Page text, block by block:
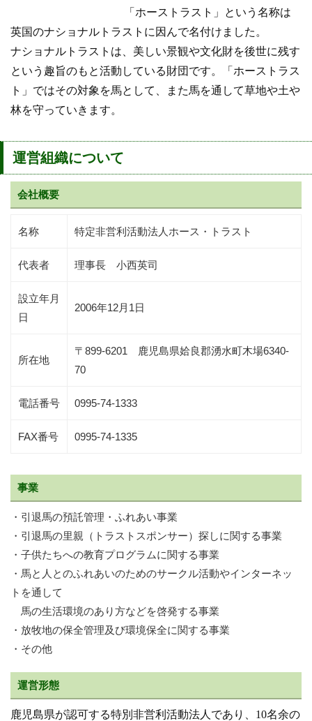
「ホーストラスト」という名称は
英国のナショナルトラストに因んで名付けました。
ナショナルトラストは、美しい景観や文化財を後世に残す
という趣旨のもと活動している財団です。「ホーストラス
ト」ではその対象を馬として、また馬を通して草地や土や
林を守っていきます。
運営組織について
会社概要
名称 特定非営利活動法人ホース・トラスト
代表者 理事長 小西英司
設立年月
日
2006年12月1日
所在地
〒899-6201 鹿児島県姶良郡湧水町木場6340-
70
電話番号 0995-74-1333
FAX番号 0995-74-1335
事業
・引退馬の預託管理・ふれあい事業
・引退馬の里親（トラストスポンサー）探しに関する事業
・子供たちへの教育プログラムに関する事業
・馬と人とのふれあいのためのサークル活動やインターネッ
トを通して
馬の生活環境のあり方などを啓発する事業
・放牧地の保全管理及び環境保全に関する事業
・その他
運営形態
鹿児島県が認可する特別非営利活動法人であり、10名余の